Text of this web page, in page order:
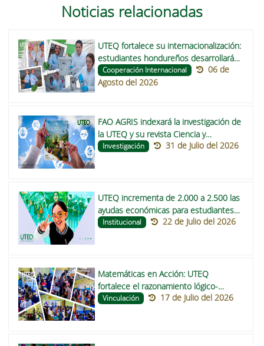
Noticias relacionadas
UTEQ fortalece su internacionalización:
estudiantes hondureños desarrollarán
trabajos de titulación sobre alimentos
funcionales para mejorar la nutrición
Cooperación Internacional
06 de
Agosto del 2026
FAO AGRIS indexará la investigación de
la UTEQ y su revista Ciencia y
Tecnología
Investigación 31 de Julio del 2026
UTEQ incrementa de 2.000 a 2.500 las
ayudas económicas para estudiantes
de pregrado en 2026
Institucional 22 de Julio del 2026
Matemáticas en Acción: UTEQ
fortalece el razonamiento lógico-
matemático en escuelas de Buena Fe y
Vinculación 17 de Julio del 2026